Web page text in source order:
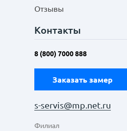
Отзывы
Контакты
8 (800) 7000 888
Заказать замер
s-servis@mp.net.ru
Филиал